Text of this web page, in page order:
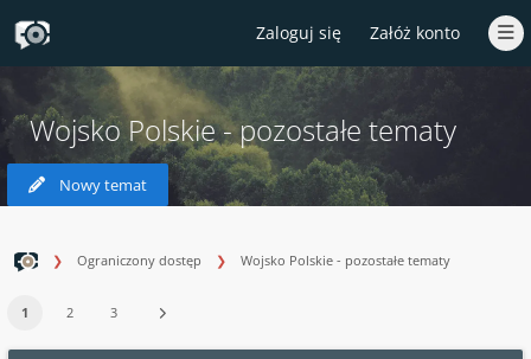
Zaloguj się Załóż konto
Wojsko Polskie - pozostałe tematy
Nowy temat
Ograniczony dostęp Wojsko Polskie - pozostałe tematy
1 2 3